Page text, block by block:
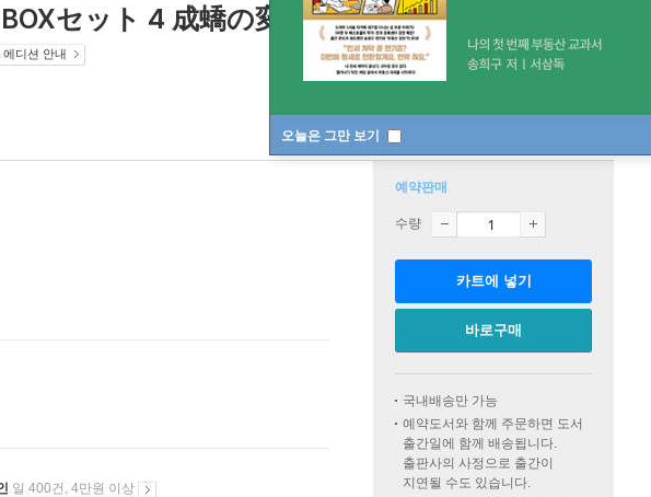
오늘은 그만 보기
セット 4 成蟜の変・著雍攻略戦・秦国統一
에디션 안내
일 400건, 4만원 이상
예약판매
수량
카트에 넣기
바로구매
국내배송만 가능
예약도서와 함께 주문하면 도서
출간일에 함께 배송됩니다.
출판사의 사정으로 출간이
지연될 수도 있습니다.